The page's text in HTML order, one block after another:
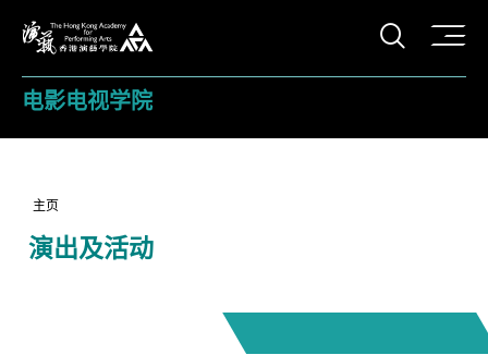
打开
电影电视学院
主页
演出及活动